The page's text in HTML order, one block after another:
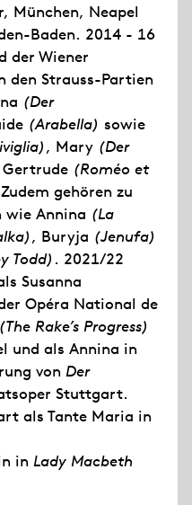
München, Neapel
Baden. 2014 - 16
der Wiener
den Strauss-Partien
(Der
(Arabella) sowie
, Mary (Der
Gertrude (Roméo et
gehören zu
wie Annina (La
, Buryja (Jenufa)
Todd) . 2021/22
Susanna
Opéra National de
(The Rake’s Progress)
und als Annina in
von Der
Stuttgart.
als Tante Maria in
in Lady Macbeth